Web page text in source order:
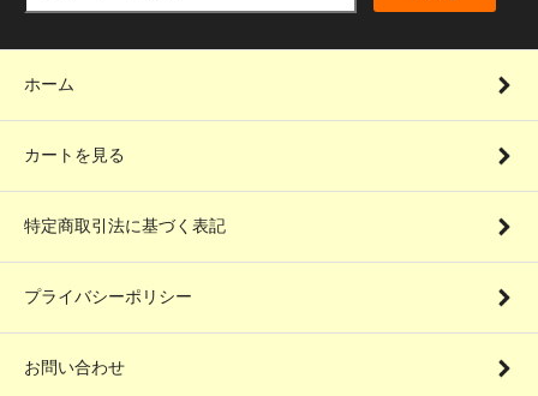
ホーム
カートを見る
特定商取引法に基づく表記
プライバシーポリシー
お問い合わせ